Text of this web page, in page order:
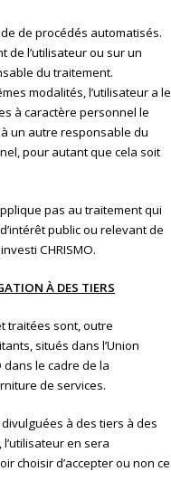
de procédés automatisés.
de l’utilisateur ou sur un
du traitement.
modalités, l’utilisateur a le
à caractère personnel le
un autre responsable du
pour autant que cela soit
pas au traitement qui
public ou relevant de
CHRISMO.
À DES TIERS
traitées sont, outre
situés dans l’Union
dans le cadre de la
de services.
à des tiers à des
en sera
choisir d’accepter ou non ce